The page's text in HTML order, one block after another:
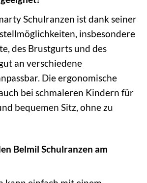
Schulranzen ist dank seiner
insbesondere
des Brustgurts und des
an verschiedene
Die ergonomische
bei schmaleren Kindern für
bequemen Sitz, ohne zu
Belmil Schulranzen am